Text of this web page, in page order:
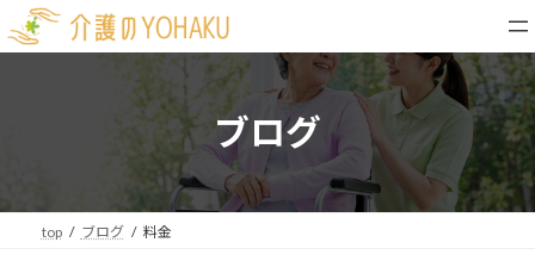
ン
ッ
ビ
移
ブログ
top ブログ 料金